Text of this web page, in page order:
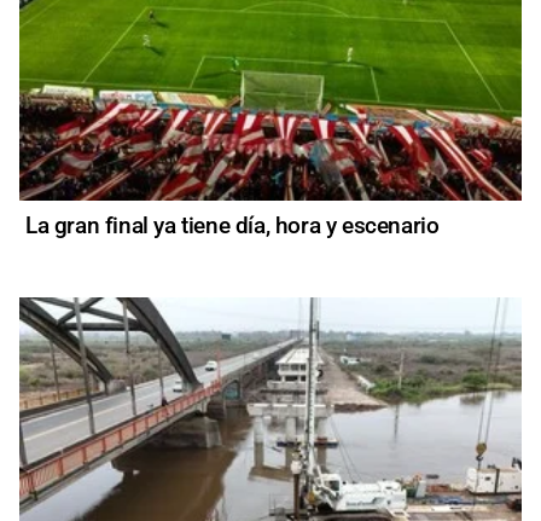
La gran final ya tiene día, hora y escenario